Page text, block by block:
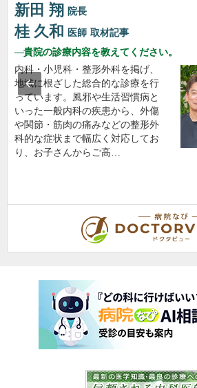
新田 翔 院長
桂 久和 医師 取材記事
貴院の診療内容を教えてください。
内科・小児科・整形外科を掲げ、
地域に根ざした総合的な診療を行
っています。風邪や生活習慣病と
いった一般内科の疾患から、外傷
や関節・筋肉の痛みなどの整形外
科的な症状まで幅広く対応してお
り、お子さんからご高…